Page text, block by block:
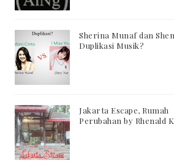
Sherina Munaf dan
Duplikasi Musik?
Jakarta Escape, Rumah
Perubahan by Rhenald